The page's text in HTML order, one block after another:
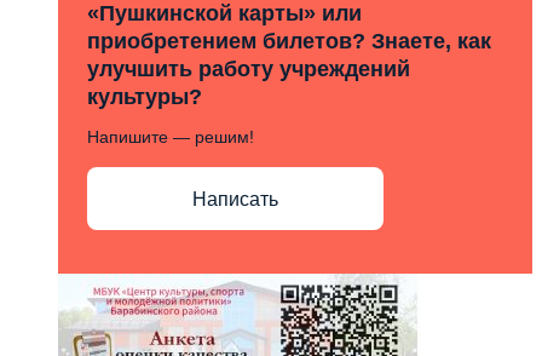
«Пушкинской карты» или
приобретением билетов? Знаете, как
улучшить работу учреждений
культуры?
Напишите — решим!
Написать